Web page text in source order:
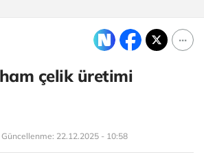
çelik üretimi
22.12.2025 - 10:58